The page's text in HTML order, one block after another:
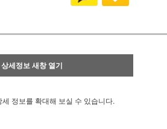
상세정보 새창 열기
세 정보를 확대해 보실 수 있습니다.